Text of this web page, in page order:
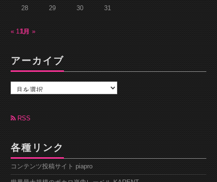
28 29 30 31
« 11月1月 »
アーカイブ
カ
ブRSS
各種リンク
コンテンツ投稿サイト piapro